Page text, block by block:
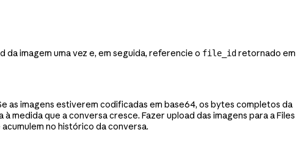
da imagem uma vez e, em seguida, referencie o file_id retornado em
as imagens estiverem codificadas em base64, os bytes completos da
medida que a conversa cresce. Fazer upload das imagens para a Files
no histórico da conversa.